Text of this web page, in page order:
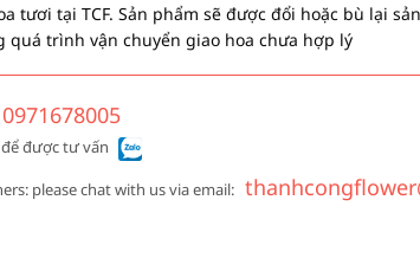
tươi tại TCF. Sản phẩm sẽ được đổi hoặc bù lại
quá trình vận chuyển giao hoa chưa hợp lý
0971678005
được tư vấn
please chat with us via email: